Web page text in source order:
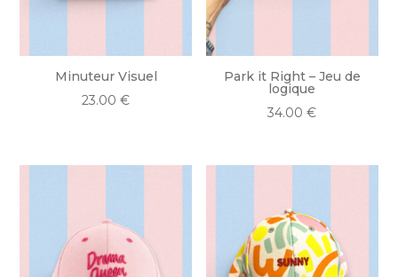
Minuteur Visuel
23.00€
Park it Right – Jeu de
logique
34.00€